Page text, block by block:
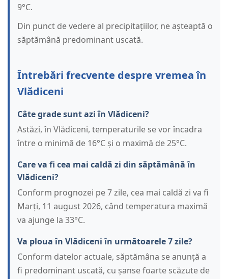
9°C.
Din punct de vedere al precipitațiilor, ne așteaptă o
săptămână predominant uscată.
Întrebări frecvente despre vremea în
Vlădiceni
Câte grade sunt azi în Vlădiceni?
Astăzi, în Vlădiceni, temperaturile se vor încadra
între o minimă de 16°C și o maximă de 25°C.
Care va fi cea mai caldă zi din săptămână în
Vlădiceni?
Conform prognozei pe 7 zile, cea mai caldă zi va fi
Marți, 11 august 2026, când temperatura maximă
va ajunge la 33°C.
Va ploua în Vlădiceni în următoarele 7 zile?
Conform datelor actuale, săptămâna se anunță a
fi predominant uscată, cu șanse foarte scăzute de